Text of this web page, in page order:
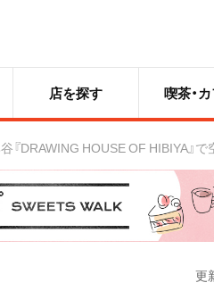
店を探す 喫茶・
『DRAWING HOUSE OF HIBIYA』
更